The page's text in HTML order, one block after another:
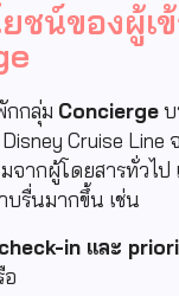
ชน์ของผู้เ
กกลุ่ม Concierge
Disney Cruise Line
จากผู้โดยสารทั่วไป
บรื่นมากขึ้น เช่น
in และ
อ